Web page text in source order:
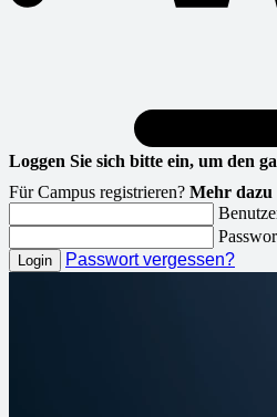
Loggen Sie sich bitte ein, um den
Für Campus registrieren? Mehr dazu
Passwort vergessen?